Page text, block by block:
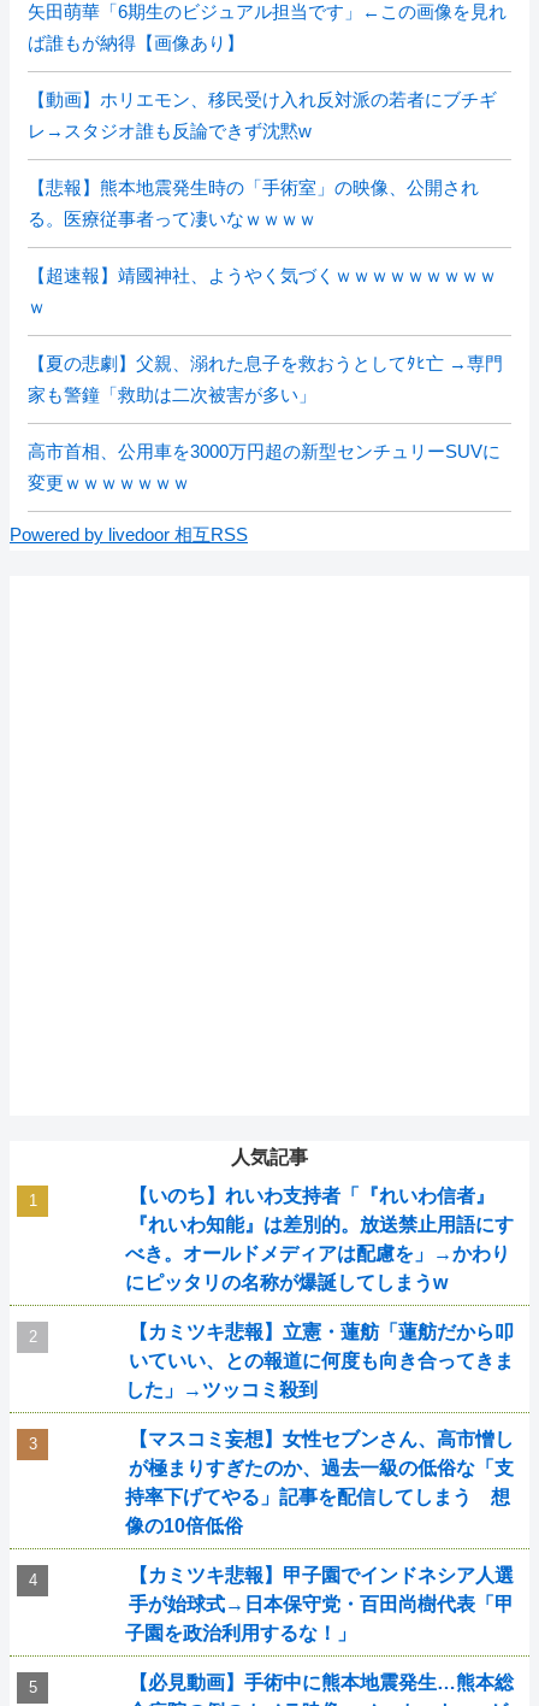
矢田萌華「6期生のビジュアル担当です」←この画像を見れ
ば誰もが納得【画像あり】
【動画】ホリエモン、移民受け入れ反対派の若者にブチギ
レ→スタジオ誰も反論できず沈黙w
【悲報】熊本地震発生時の「手術室」の映像、公開され
る。医療従事者って凄いなｗｗｗｗ
【超速報】靖國神社、ようやく気づくｗｗｗｗｗｗｗｗｗ
ｗ
【夏の悲劇】父親、溺れた息子を救おうとしてﾀﾋ亡 →専門
家も警鐘「救助は二次被害が多い」
高市首相、公用車を3000万円超の新型センチュリーSUVに
変更ｗｗｗｗｗｗｗ
Powered by livedoor 相互RSS
人気記事
【いのち】れいわ支持者「『れいわ信者』
『れいわ知能』は差別的。放送禁止用語にす
べき。オールドメディアは配慮を」→かわり
にピッタリの名称が爆誕してしまうw
【カミツキ悲報】立憲・蓮舫「蓮舫だから叩
いていい、との報道に何度も向き合ってきま
した」→ツッコミ殺到
【マスコミ妄想】女性セブンさん、高市憎し
が極まりすぎたのか、過去一級の低俗な「支
持率下げてやる」記事を配信してしまう 想
像の10倍低俗
【カミツキ悲報】甲子園でインドネシア人選
手が始球式→日本保守党・百田尚樹代表「甲
子園を政治利用するな！」
【必見動画】手術中に熊本地震発生…熊本総